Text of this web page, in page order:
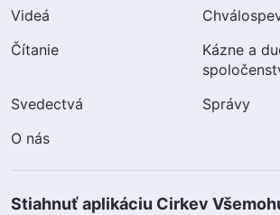
Videá
Čítanie
Kázne a
Svedectvá
Správy
O nás
Stiahnuť aplikáciu Cirkev